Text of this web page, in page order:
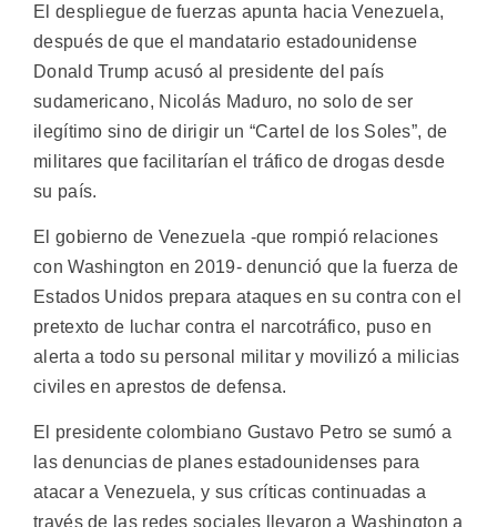
El despliegue de fuerzas apunta hacia Venezuela,
después de que el mandatario estadounidense
Donald Trump acusó al presidente del país
sudamericano, Nicolás Maduro, no solo de ser
ilegítimo sino de dirigir un “Cartel de los Soles”, de
militares que facilitarían el tráfico de drogas desde
su país.
El gobierno de Venezuela -que rompió relaciones
con Washington en 2019- denunció que la fuerza de
Estados Unidos prepara ataques en su contra con el
pretexto de luchar contra el narcotráfico, puso en
alerta a todo su personal militar y movilizó a milicias
civiles en aprestos de defensa.
El presidente colombiano Gustavo Petro se sumó a
las denuncias de planes estadounidenses para
atacar a Venezuela, y sus críticas continuadas a
través de las redes sociales llevaron a Washington a